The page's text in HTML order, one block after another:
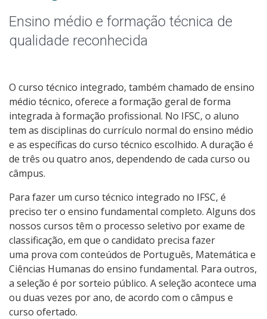
Especialização
Educação a Distância
Todos os Cursos
Processo de Inscrição
Resultados
Resultados Vagas Remanescentes
Como posso estudar no IFSC?
Calendário de inscrições
Ensino médio e formação técnica de
qualidade reconhecida
O curso técnico integrado, também chamado de ensino
médio técnico, oferece a formação geral de forma
integrada à formação profissional. No IFSC, o aluno
tem as disciplinas do currículo normal do ensino médio
e as específicas do curso técnico escolhido. A duração é
de três ou quatro anos, dependendo de cada curso ou
câmpus.
Para fazer um curso técnico integrado no IFSC, é
preciso ter o ensino fundamental completo. Alguns dos
nossos cursos têm o processo seletivo por exame de
classificação, em que o candidato precisa fazer
uma prova com conteúdos de Português, Matemática e
Ciências Humanas do ensino fundamental. Para outros,
a seleção é por sorteio público. A seleção acontece uma
ou duas vezes por ano, de acordo com o câmpus e
curso ofertado.